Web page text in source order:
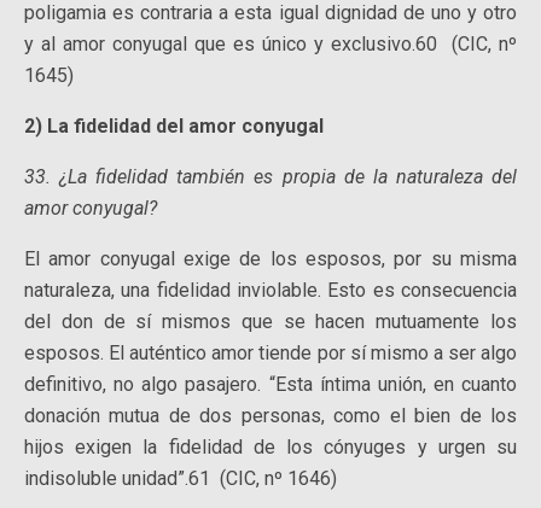
poligamia es contraria a esta igual dignidad de uno y otro
y al amor conyugal que es único y exclusivo.60 (CIC, nº
1645)
2) La fidelidad del amor conyugal
33. ¿La fidelidad también es propia de la naturaleza del
amor conyugal?
El amor conyugal exige de los esposos, por su misma
naturaleza, una fidelidad inviolable. Esto es consecuencia
del don de sí mismos que se hacen mutuamente los
esposos. El auténtico amor tiende por sí mismo a ser algo
definitivo, no algo pasajero. “Esta íntima unión, en cuanto
donación mutua de dos personas, como el bien de los
hijos exigen la fidelidad de los cónyuges y urgen su
indisoluble unidad”.61 (CIC, nº 1646)